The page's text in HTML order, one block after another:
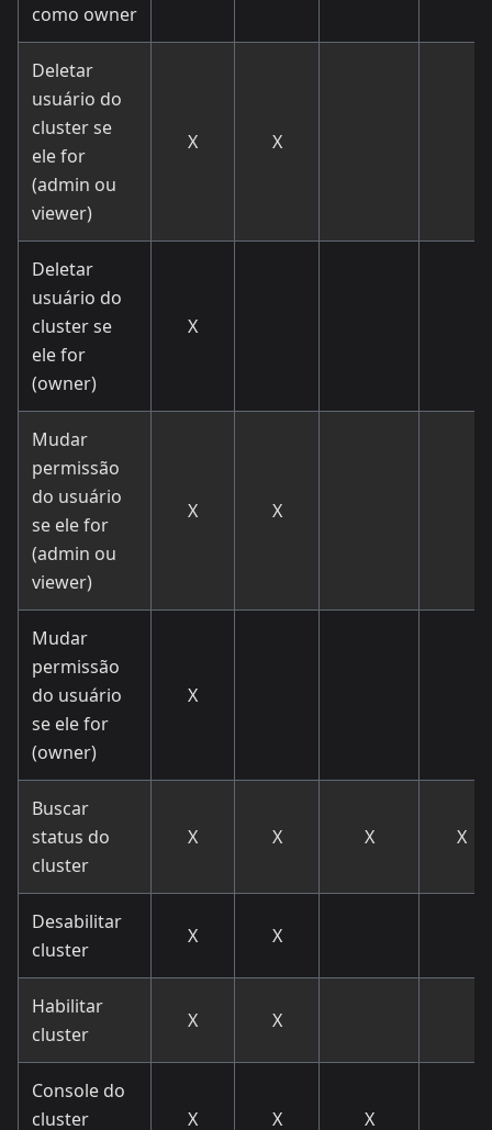
como owner
Deletar
usuário do
cluster se
ele for
(admin ou
viewer)
X X
Deletar
usuário do
cluster se
ele for
(owner)
X
Mudar
permissão
do usuário
se ele for
(admin ou
viewer)
X X
Mudar
permissão
do usuário
se ele for
(owner)
X
Buscar
status do
cluster
X X X X
Desabilitar
cluster
X X
Habilitar
cluster
X X
Console do
cluster
X X X